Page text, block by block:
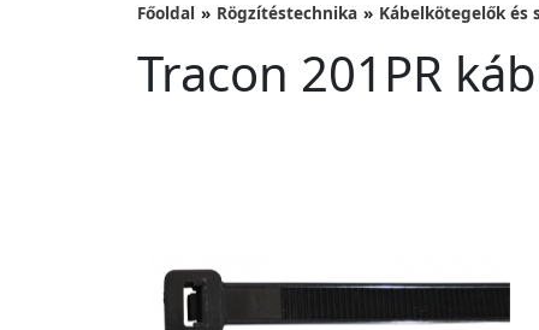
Főoldal Rögzítéstechnika Kábelkötegelők és
Tracon 201PR